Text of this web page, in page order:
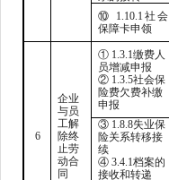
⑩ 1.10.1社会
保障卡申领
6
企业
与员
工解
除终
止劳
动合
同
① 1.3.1缴费人
员增减申报
② 1.3.5社会保
险费欠费补缴
申报
③ 1.8.8失业保
险关系转移接
续
④ 3.4.1档案的
接收和转递